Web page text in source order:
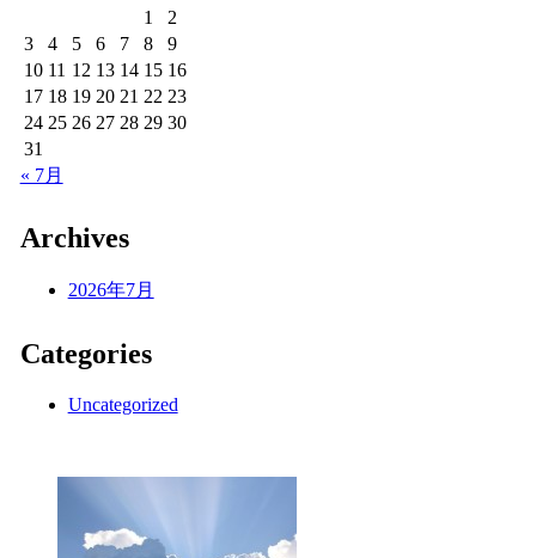
1
2
3
4 5 6 7 8
9
10 11 12 13 14 15 16
17 18 19 20 21 22 23
24 25 26 27 28 29 30
31
« 7月
Archives
2026年7月
Categories
Uncategorized